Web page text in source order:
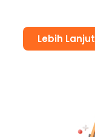
Lebih Lanjut